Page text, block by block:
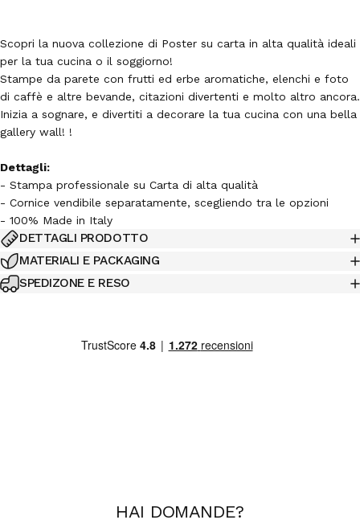
Scopri la nuova collezione di Poster su carta in alta qualità ideali
per la tua cucina o il soggiorno!
Stampe da parete con frutti ed erbe aromatiche, elenchi e foto
di caffè e altre bevande, citazioni divertenti e molto altro ancora.
Inizia a sognare, e divertiti a decorare la tua cucina con una bella
gallery wall! !
Dettagli:
- Stampa professionale su Carta di alta qualità
- Cornice vendibile separatamente, scegliendo tra le opzioni
- 100% Made in Italy
DETTAGLI PRODOTTO
MATERIALI E PACKAGING
SPEDIZONE E RESO
HAI DOMANDE?